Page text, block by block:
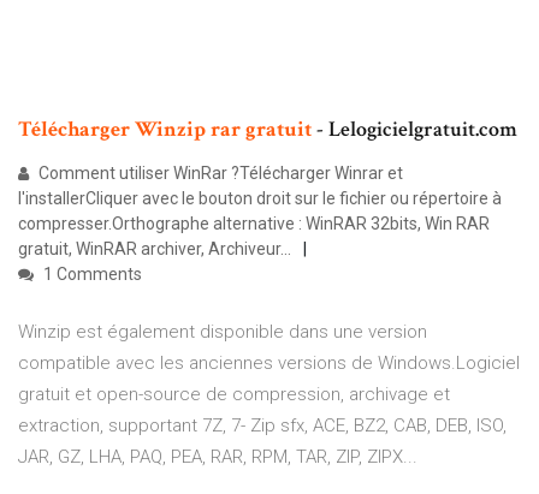
TéléchargerWinziprargratuit- Lelogicielgratuit.com
Comment utiliser WinRar ?Télécharger Winrar et
l'installerCliquer avec le bouton droit sur le fichier ou répertoire à
compresser.Orthographe alternative : WinRAR 32bits, Win RAR
gratuit, WinRAR archiver, Archiveur...
1 Comments
Winzip est également disponible dans une version
compatible avec les anciennes versions de Windows.Logiciel
gratuit et open-source de compression, archivage et
extraction, supportant 7Z, 7- Zip sfx, ACE, BZ2, CAB, DEB, ISO,
JAR, GZ, LHA, PAQ, PEA, RAR, RPM, TAR, ZIP, ZIPX...